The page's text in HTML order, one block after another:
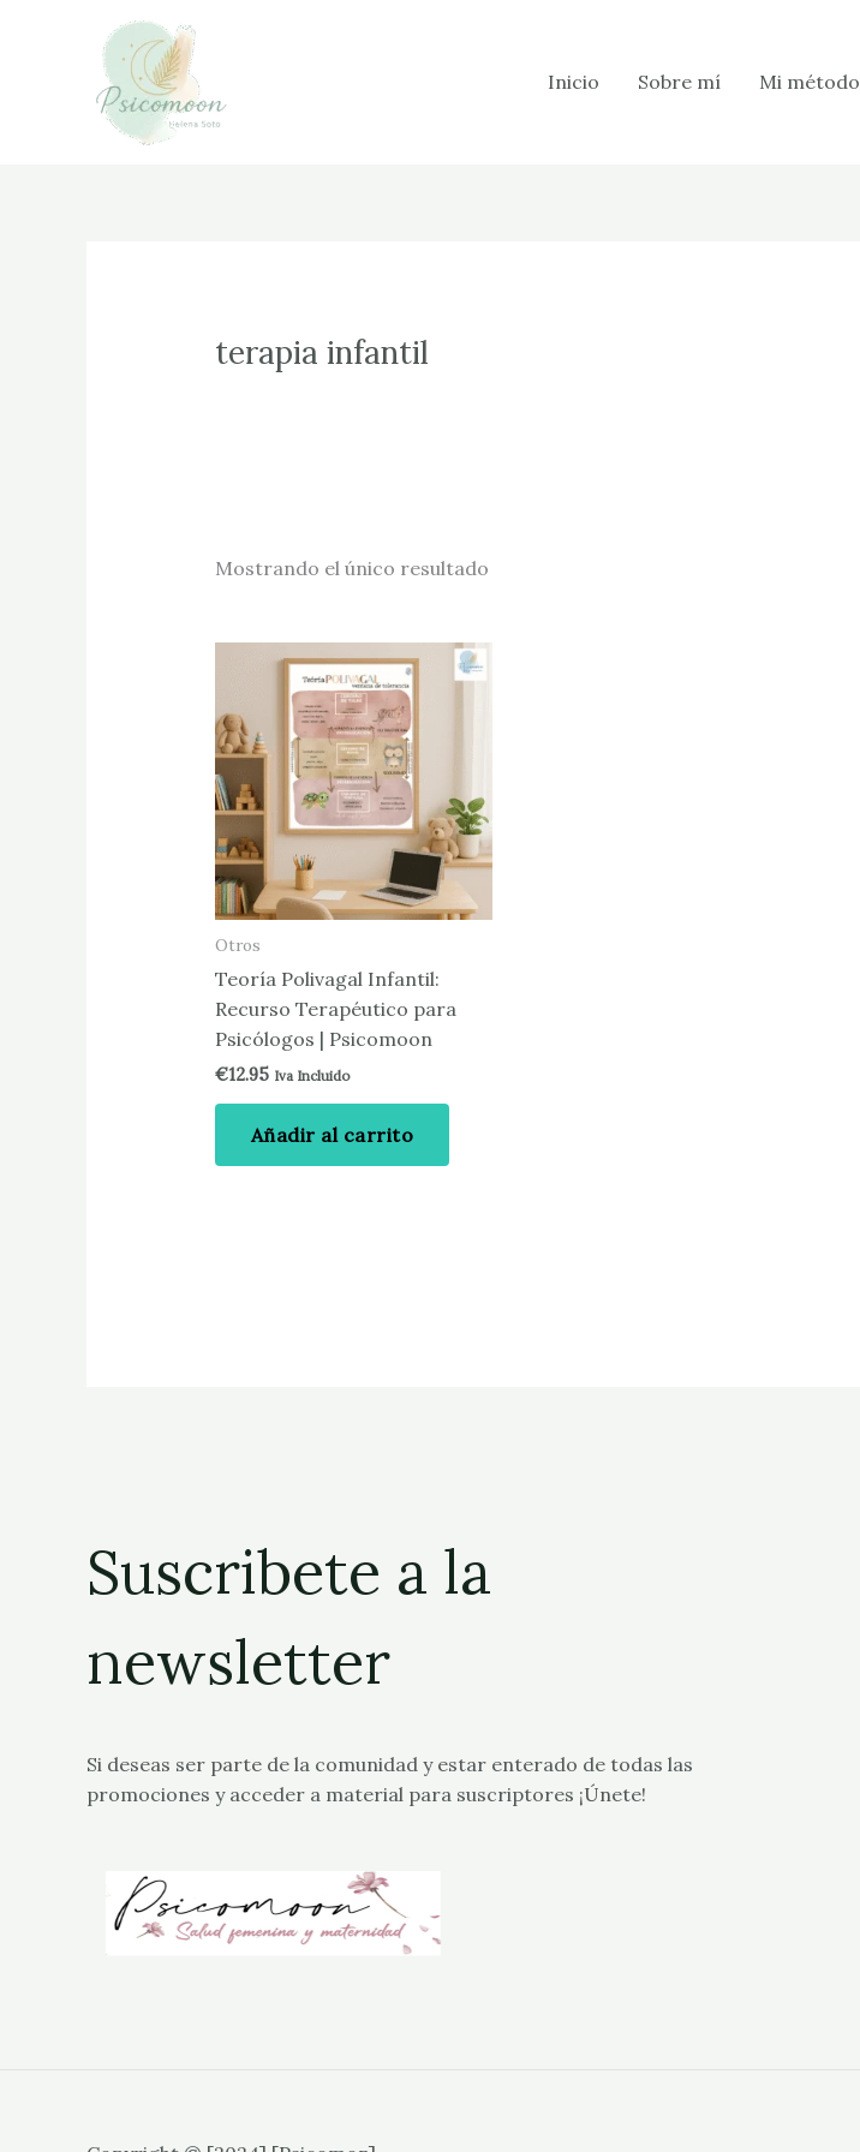
Inicio Sobre mí Mi método
terapia infantil
Mostrando el único resultado
Otros
Teoría Polivagal Infantil:
Recurso Terapéutico para
Psicólogos | Psicomoon
€12.95 Iva Incluido
Añadir al carrito
Suscribete a la
newsletter
Si deseas ser parte de la comunidad y estar enterado de todas las
promociones y acceder a material para suscriptores ¡Únete!